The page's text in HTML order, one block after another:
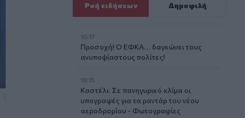
Ροή ειδήσεων Δημοφιλή
10:17
Προσοχή! Ο ΕΦΚΑ… δαγκώνει τους
ανυποψίαστους πολίτες!
10:15
Καστέλι: Σε πανηγυρικό κλίμα οι
υπογραφές για τα ραντάρ του νέου
αεροδρομίου - Φωτογραφίες